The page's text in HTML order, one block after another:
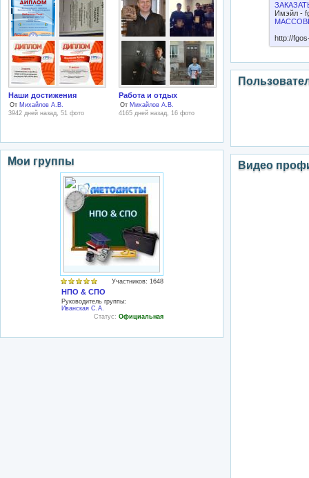
Наши достижения
От Михайлов А.В.
3942 дней назад, 51 фото
Работа и отдых
От Михайлов А.В.
4165 дней назад, 16 фото
Мои группы
Участников: 1648
НПО & СПО
Руководитель группы:
Иванская С.А.
Статус: Официальная
Имэйл -
http://
Видео